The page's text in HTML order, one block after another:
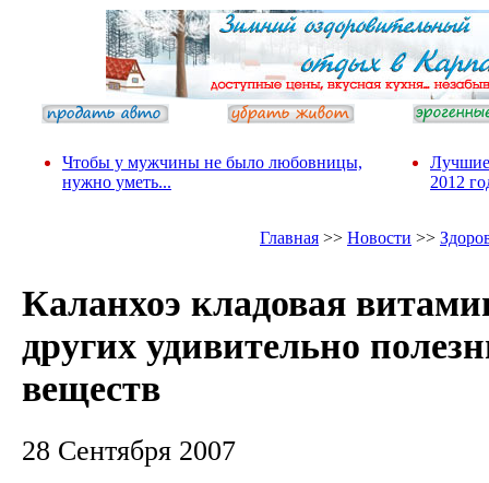
Чтобы у мужчины не было любовницы,
нужно уметь...
Лучшие
2012
Главная >> Новости >>
Каланхоэ кладовая
других удивительно
веществ
28 Сентября 2007